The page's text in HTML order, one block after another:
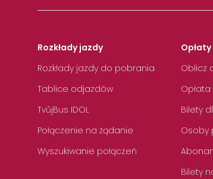
Rozkłady jazdy
Rozkłady jazdy do pobrania
Tablice odjazdów
TvůjBus IDOL
Połączenie na żądanie
Wyszukiwanie połączeń
Oblicz
Bilety
Osoby
Bilety